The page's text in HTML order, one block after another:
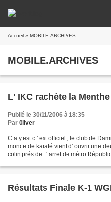
Accueil » MOBILE.ARCHIVES
MOBILE.ARCHIVES
L' IKC rachète la
Publié le 30/11/2006 à 18:35
Par 0liver
C a y est c ' est officiel , le club de
monde de karaté vient d' ouvrir une
colin prés de l ' arret de métro
Résultats Finale K-1